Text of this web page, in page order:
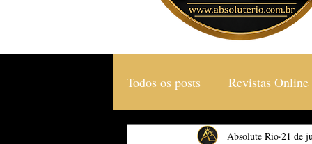
Todos os posts Revistas Online
Gastronomia & Turismo
Absolute Rio 21 de